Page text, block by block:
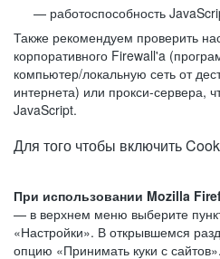
работоспособность
Также рекомендуем проверить
корпоративного Firewall'a
компьютер/локальную сеть от
интернета) или прокси-сервера,
JavaScript.
Для того чтобы включить
При использовании Mozilla
— в верхнем меню выберите
«Настройки». В открывшемся
опцию «Принимать куки с сайтов».